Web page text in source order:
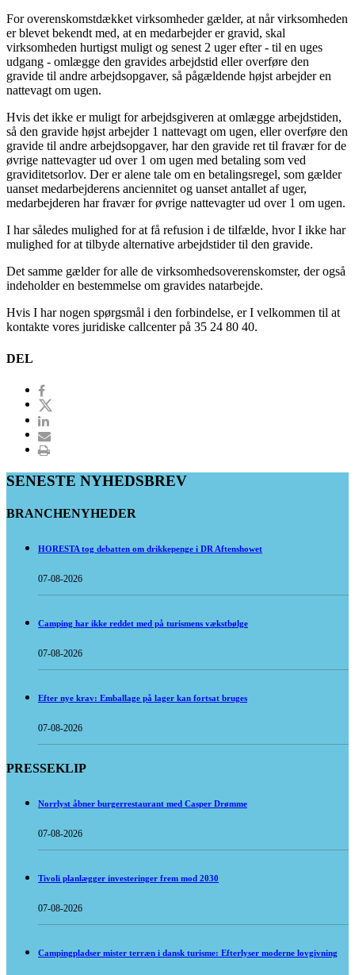
For overenskomstdækket virksomheder gælder, at når virksomheden
er blevet bekendt med, at en medarbejder er gravid, skal
virksomheden hurtigst muligt og senest 2 uger efter - til en uges
udgang - omlægge den gravides arbejdstid eller overføre den
gravide til andre arbejdsopgaver, så pågældende højst arbejder en
nattevagt om ugen.
Hvis det ikke er muligt for arbejdsgiveren at omlægge arbejdstiden,
så den gravide højst arbejder 1 nattevagt om ugen, eller overføre den
gravide til andre arbejdsopgaver, har den gravide ret til fravær for de
øvrige nattevagter ud over 1 om ugen med betaling som ved
graviditetsorlov. Der er alene tale om en betalingsregel, som gælder
uanset medarbejderens anciennitet og uanset antallet af uger,
medarbejderen har fravær for øvrige nattevagter ud over 1 om ugen.
I har således mulighed for at få refusion i de tilfælde, hvor I ikke har
mulighed for at tilbyde alternative arbejdstider til den gravide.
Det samme gælder for alle de virksomhedsoverenskomster, der også
indeholder en bestemmelse om gravides natarbejde.
Hvis I har nogen spørgsmål i den forbindelse, er I velkommen til at
kontakte vores juridiske callcenter på 35 24 80 40.
DEL
SENESTE NYHEDSBREV
BRANCHENYHEDER
HORESTA tog debatten om drikkepenge i DR Aftenshowet
07-08-2026
Camping har ikke reddet med på turismens vækstbølge
07-08-2026
Efter nye krav: Emballage på lager kan fortsat bruges
07-08-2026
PRESSEKLIP
Norrlyst åbner burgerrestaurant med Casper Drømme
07-08-2026
Tivoli planlægger investeringer frem mod 2030
07-08-2026
Campingpladser mister terræn i dansk turisme: Efterlyser moderne lovgivning